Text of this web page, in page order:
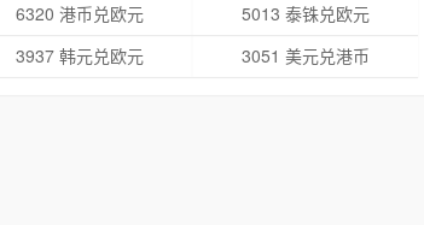
6320 港币兑欧元
5013 泰铢兑欧元
3937 韩元兑欧元 3051 美元兑港币